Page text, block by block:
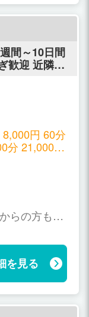
間～10日間
隣の
円 60分
分 21,000円
さらに+2,0
19,000円
円 +指名
さらに+2,0
らの方も短
あなたが勤
を見る